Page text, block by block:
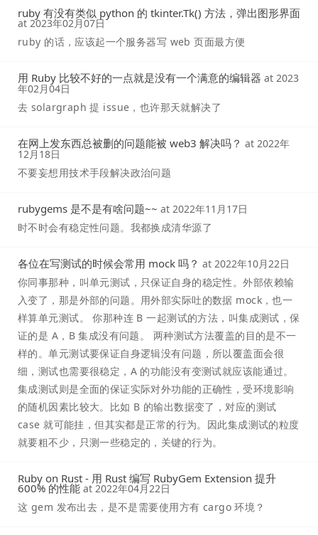
ruby 有没有类似 python 的 tkinter.Tk() 方法，弹出图形界面
at 2023年02月07日
ruby 的话，应该起一个服务器写 web 页面最方便
用 Ruby 比较不好的一点就是没有一个满意的编辑器 at 2023
年02月04日
去 solargraph 提 issue，也许那天就解决了
在网上发东西总被删的问题能被 web3 解决吗？ at 2022年
12月18日
不要妄想用技术手段解决政治问题
rubygems 是不是有啥问题~~ at 2022年11月17日
时不时会有稳定性问题。我都换成清华源了
各位在写测试的时候会常用 mock 吗？ at 2022年10月22日
你同事那种，叫单元测试，只保证自身的稳定性。外部依赖输
入变了，那是外部的问题。用外部实际吐的数据 mock，也一
样算单元测试。 你那种连 B 一起测试的方法，叫集成测试，保
证的是 A，B 集成没有问题。 两种测试方法覆盖的目的是不一
样的。单元测试要保证自身逻辑没有问题，所以覆盖面会很
细，测试也需要很稳定，A 的功能没有变测试就应该能通过。
集成测试则是全面的保证实际对外功能的正确性，受环境影响
的随机因素比较大。比如 B 的输出数据变了，对应的测试
case 就可能挂，但其实都是正常的行为。因此集成测试的粒度
就要粗不少，只测一些稳定的，关键的行为。
Ruby on Rust - 用 Rust 编写 RubyGem Extension 提升
600% 的性能 at 2022年04月22日
这 gem 发布出去，是不是需要使用方有 cargo 环境？